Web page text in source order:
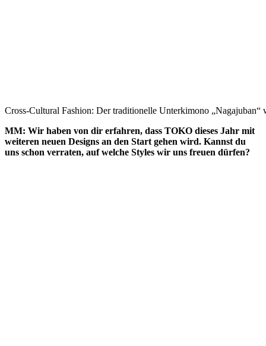
Cross-Cultural Fashion: Der traditionelle Unterkimono
MM: Wir haben von dir erfahren, dass TOKO dieses Jahr mit
weiteren neuen Designs an den Start gehen wird. Kannst du
uns schon verraten, auf welche Styles wir uns freuen dürfen?